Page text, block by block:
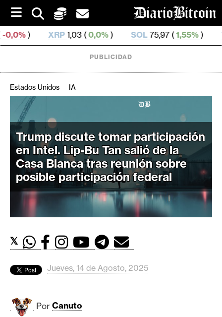
i
p
t
o
1,03 ( 0,0%) SOL75,97 ( 1,55%) TRX0,329
r
i
p
t
o
M
d
s
B
PUBLICIDAD
Estados Unidos IA
Trump discute tomar participación
en Intel. Lip-Bu Tan salió de la
Casa Blanca tras reunión sobre
posible participación federal
𝕏
Jueves, 14 de Agosto, 2025
Por Canuto